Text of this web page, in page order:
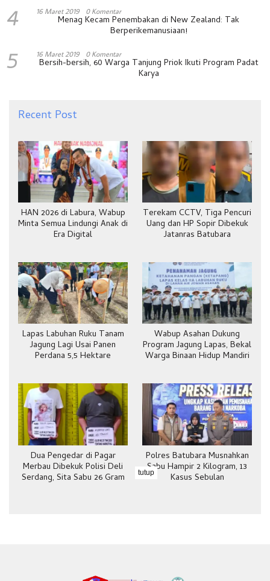
4 16 Maret 2019 0 Komentar
Menag Kecam Penembakan di New Zealand: Tak
Berperikemanusiaan!
5 16 Maret 2019 0 Komentar
Bersih-bersih, 60 Warga Tanjung Priok Ikuti Program Padat
Karya
Recent Post
HAN 2026 di Labura, Wabup
Minta Semua Lindungi Anak di
Era Digital
Terekam CCTV, Tiga Pencuri
Uang dan HP Sopir Dibekuk
Jatanras Batubara
Lapas Labuhan Ruku Tanam
Jagung Lagi Usai Panen
Perdana 5,5 Hektare
Wabup Asahan Dukung
Program Jagung Lapas, Bekal
Warga Binaan Hidup Mandiri
Dua Pengedar di Pagar
Merbau Dibekuk Polisi Deli
Serdang, Sita Sabu 26 Gram
Polres Batubara Musnahkan
Sabu Hampir 2 Kilogram, 13
Kasus Sebulan
tutup